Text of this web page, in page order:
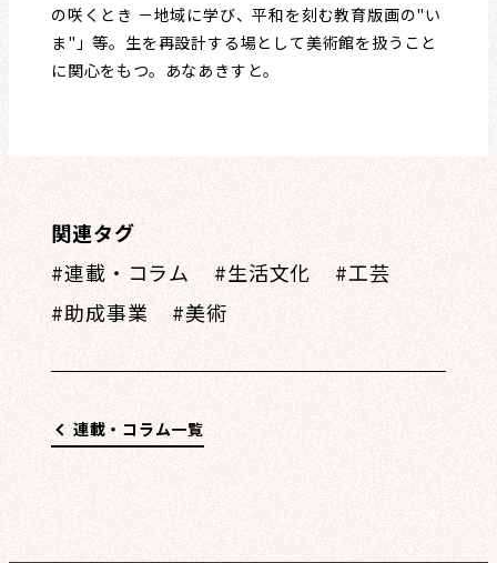
の咲くとき －地域に学び、平和を刻む教育版画の"い
ま"」等。生を再設計する場として美術館を扱うこと
に関心をもつ。あなあきすと。
関連タグ
連載・コラム
生活文化
工芸
助成事業
美術
連載・コラム一覧